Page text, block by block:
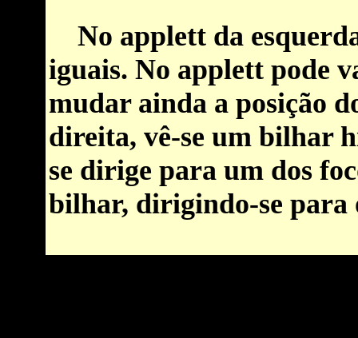
No applett da
iguais. No applett pode
mudar ainda a posição
direita, vê-se um bilhar
se dirige para um dos
bilhar, dirigindo-se para